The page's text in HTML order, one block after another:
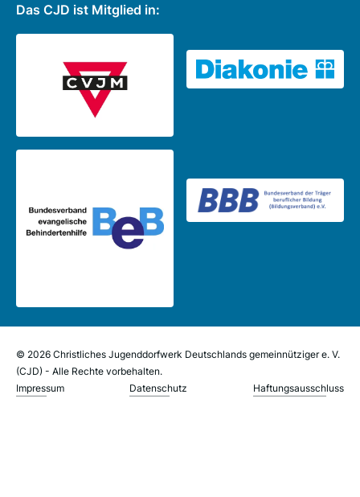
Das CJD ist Mitglied in:
© 2026 Christliches Jugenddorfwerk Deutschlands gemeinnütziger e. V.
(CJD) - Alle Rechte vorbehalten.
Impressum
Datenschutz Haftungsausschluss